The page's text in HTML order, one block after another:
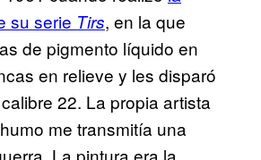
su serie Tirs, en la que
de pigmento líquido en
en relieve y les disparó
22. La propia artista
me transmitía una
La pintura era la